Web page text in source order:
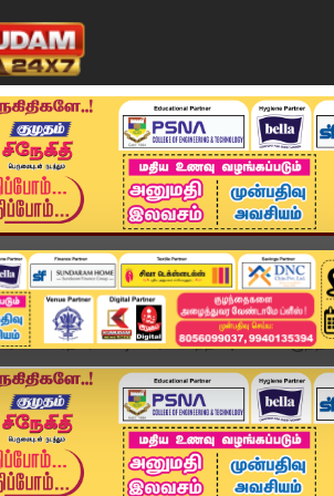
அண்மை தமிழ்நாடு சினிமா
பிரதமர் மோடி - ட்ரம்ப் சந்திப்பு..